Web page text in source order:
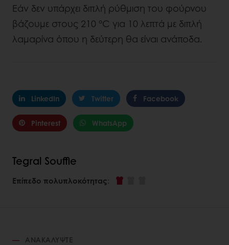
Εάν δεν υπάρχει διπλή ρύθμιση του φούρνου
βάζουμε στους 210 °C για 10 λεπτά με διπλή
λαμαρίνα όπου η δεύτερη θα είναι ανάποδα.
LinkedIn Twitter Facebook
Pinterest WhatsApp
Tegral Souffle
Επίπεδο πολυπλοκότητας:
ΑΝΑΚΑΛΎΨΤΕ